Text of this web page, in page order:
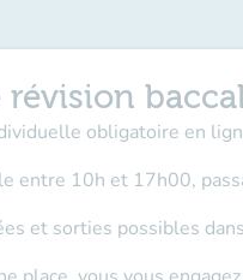
obligatoire en
entre 10h et 17h00,
et sorties possibles